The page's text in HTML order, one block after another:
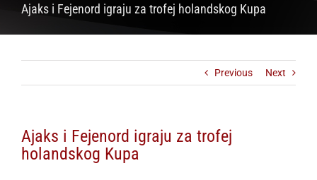
Ajaks i Fejenord igraju za trofej holandskog Kupa
Previous Next
Ajaks i Fejenord igraju za trofej
holandskog Kupa